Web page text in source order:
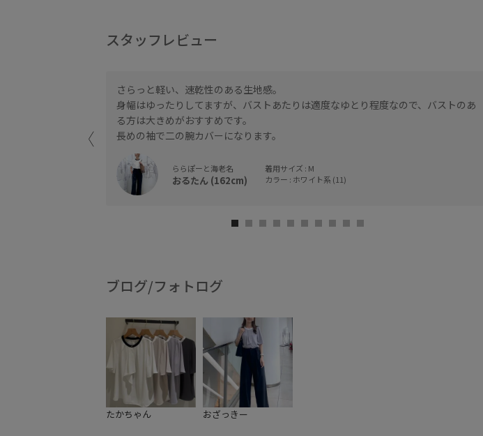
スタッフレビュー
さらっと軽い、速乾性のある生地感。
身幅はゆったりしてますが、バストあたりは適度なゆとり程度なので、バストのあ
る方は大きめがおすすめです。
長めの袖で二の腕カバーになります。
ららぽーと海老名
おるたん (162cm)
着用サイズ : M
カラー : ホワイト系 (11)
ブログ/フォトログ
たかちゃん おざっきー